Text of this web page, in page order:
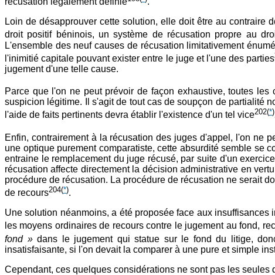
Loin de désapprouver cette solution, elle doit être au
droit positif béninois, un système de récusation propre au
L'ensemble des neuf causes de récusation limitativement
l'inimitié capitale pouvant exister entre le juge et l'une des parties
jugement d'une telle cause.
Parce que l'on ne peut prévoir de façon exhaustive, toutes
suspicion légitime. Il s'agit de tout cas de soupçon de partialité
l'aide de faits pertinents devra établir l'existence d'un tel vice202(*)
Enfin, contrairement à la récusation des juges d'appel, l'on ne
une optique purement comparatiste, cette absurdité semble se
entraine le remplacement du juge récusé, par suite d'un
récusation affecte directement la décision administrative en
procédure de récusation. La procédure de récusation ne serait
de recours204(*).
Une solution néanmoins, a été proposée face aux
les moyens ordinaires de recours contre le jugement au fond,
fond »dans le jugement qui statue sur le fond du litige,
insatisfaisante, si l'on devait la comparer à une pure et simple
Cependant, ces quelques considérations ne sont pas les